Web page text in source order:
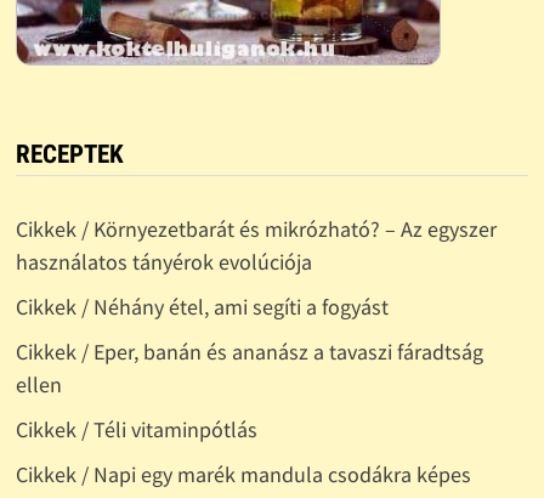
RECEPTEK
Cikkek / Környezetbarát és mikrózható? – Az egyszer
használatos tányérok evolúciója
Cikkek / Néhány étel, ami segíti a fogyást
Cikkek / Eper, banán és ananász a tavaszi fáradtság
ellen
Cikkek / Téli vitaminpótlás
Cikkek / Napi egy marék mandula csodákra képes